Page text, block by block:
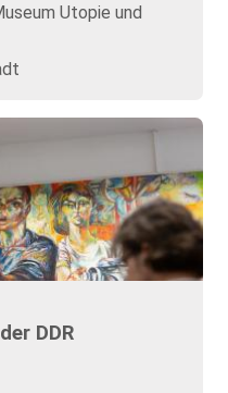
Utopie und
DDR